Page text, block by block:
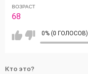
ВОЗРАСТ
68
0% (0 ГОЛОСОВ)
Кто это?